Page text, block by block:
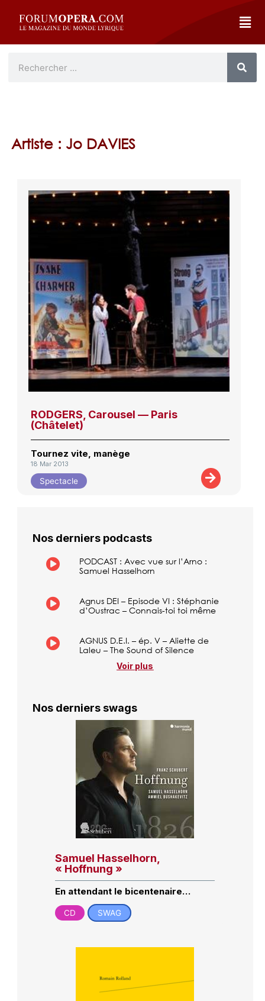
Artiste : Jo DAVIES
RODGERS, Carousel — Paris
(Châtelet)
Tournez vite, manège
18 Mar 2013
Spectacle
Nos derniers podcasts
PODCAST : Avec vue sur l’Arno :
Samuel Hasselhorn
Agnus DEI – Episode VI : Stéphanie
d’Oustrac – Connais-toi toi même
AGNUS D.E.I. – ép. V – Aliette de
Laleu – The Sound of Silence
Voir plus
Nos derniers swags
Samuel Hasselhorn,
« Hoffnung »
En attendant le bicentenaire…
CD SWAG